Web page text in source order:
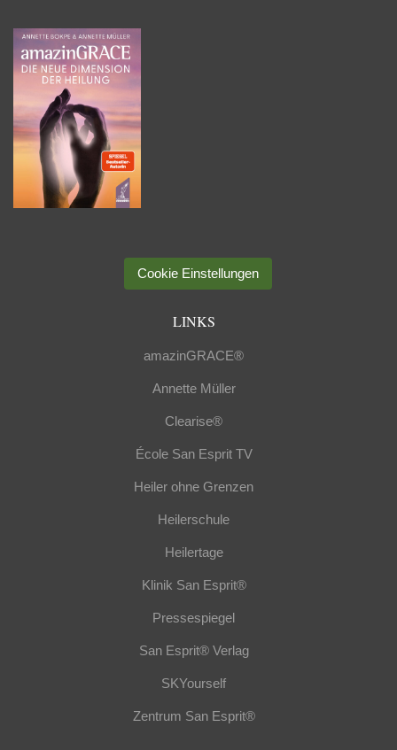
Cookie Einstellungen
LINKS
amazinGRACE®
Annette Müller
Clearise®
École San Esprit TV
Heiler ohne Grenzen
Heilerschule
Heilertage
Klinik San Esprit®
Pressespiegel
San Esprit® Verlag
SKYourself
Zentrum San Esprit®